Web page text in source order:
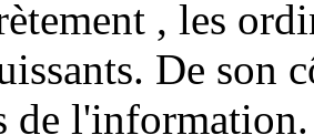
, les
De son
de